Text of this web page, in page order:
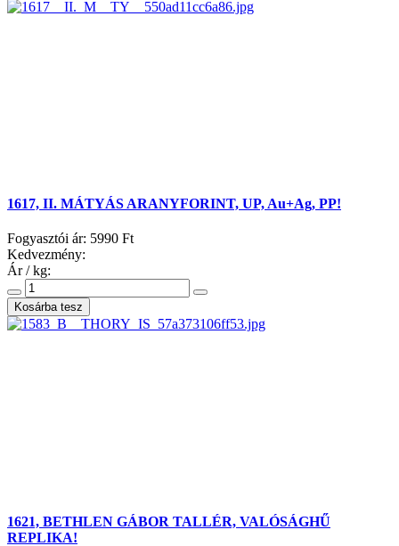
1617, II. MÁTYÁS ARANYFORINT, UP, Au+Ag, PP!
Fogyasztói ár: 5990 Ft
Kedvezmény:
Ár / kg:
1621, BETHLEN GÁBOR TALLÉR, VALÓSÁGHŰ
REPLIKA!